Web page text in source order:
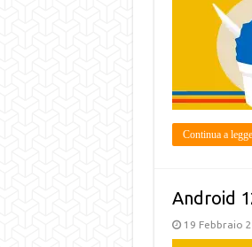
Continua a
Android
19 Febbraio